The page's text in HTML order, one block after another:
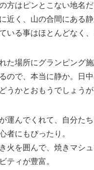
方はピンとこない地名だ
近く、山の合間にある
いる事はほとんどなく、
た場所にグランピング
ので、本当に静か。日
うかとおもうでしょう
運んでくれて、自分た
者にもぴったり。
火を囲んで、焼きマシ
ティが豊富。